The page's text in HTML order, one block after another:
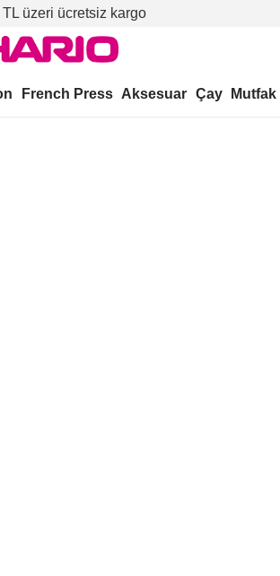
üzeri ücretsiz kargo
French Press Aksesuar Çay Mutfak